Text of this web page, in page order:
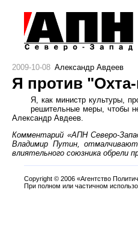
2009-10-08 Александр Авдеев
Я против
Я, как министр культуры,
решительные меры, чтобы
Александр Авдеев.
Комментарий «АПН Северо-
Владимир Путин,
влиятельного союзника обрели
Copyright © 2006 «Агентство
При полном или частичном